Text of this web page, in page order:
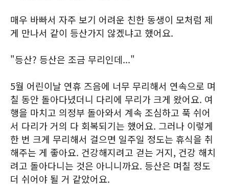
매우 바빠서 자주 보기 어려운 친한 동생이 모처럼 제
게 만나서 같이 등산가지 않겠냐고 했어요.
"등산? 등산은 조금 무리인데..."
5월 어린이날 연휴 즈음에 너무 무리해서 연속으로 며
칠 동안 돌아다녔더니 다리에 무리가 크게 왔어요. 여
행을 마치고 의정부 돌아와서 계속 조심하고 푹 쉬어
서 다리가 거의 다 회복되기는 했어요. 그러나 이렇게
한 번 크게 무리해서 걸으면 일주일 정도는 휴식을 취
해주는 게 좋아요. 건강해지려고 걷는 거지, 건강 해치
려고 돌아다니는 것은 아니니까요. 등산은 며칠 정도
더 쉬어야 될 거 같았어요.